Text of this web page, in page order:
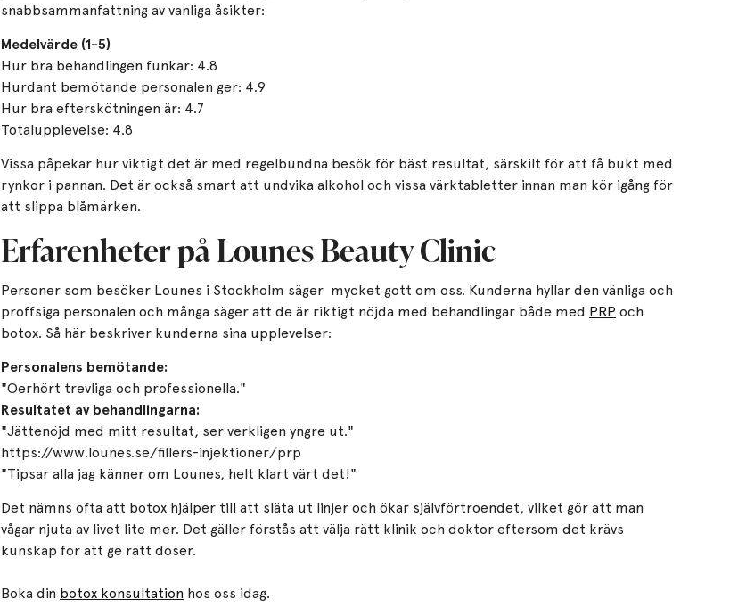
snabbsammanfattning av vanliga åsikter:
Medelvärde (1-5)
Hur bra behandlingen funkar: 4.8
Hurdant bemötande personalen ger: 4.9
Hur bra efterskötningen är: 4.7
Totalupplevelse: 4.8
Vissa påpekar hur viktigt det är med regelbundna besök för bäst resultat, särskilt för att få bukt med
rynkor i pannan. Det är också smart att undvika alkohol och vissa värktabletter innan man kör igång för
att slippa blåmärken.
Erfarenheter på Lounes Beauty Clinic
Personer som besöker Lounes i Stockholm säger mycket gott om oss. Kunderna hyllar den vänliga och
proffsiga personalen och många säger att de är riktigt nöjda med behandlingar både med PRP och
botox. Så här beskriver kunderna sina upplevelser:
Personalens bemötande:
"Oerhört trevliga och professionella."
Resultatet av behandlingarna:
"Jättenöjd med mitt resultat, ser verkligen yngre ut."
https://www.lounes.se/fillers-injektioner/prp
"Tipsar alla jag känner om Lounes, helt klart värt det!"
Det nämns ofta att botox hjälper till att släta ut linjer och ökar självförtroendet, vilket gör att man
vågar njuta av livet lite mer. Det gäller förstås att välja rätt klinik och doktor eftersom det krävs
kunskap för att ge rätt doser.
Boka din botox konsultation hos oss idag.